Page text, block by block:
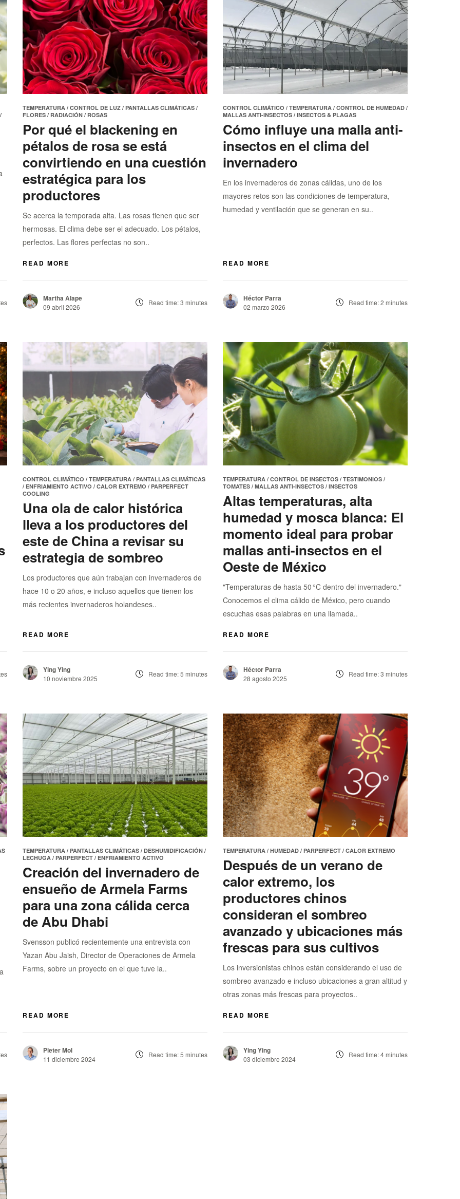
/
TEMPERATURA / CONTROL DE LUZ / PANTALLAS CLIMÁTICAS /
FLORES / RADIACIÓN / ROSAS
Por qué el blackening en
pétalos de rosa se está
convirtiendo en una cuestión
estratégica para los
productores
Se acerca la temporada alta. Las rosas tienen que ser
hermosas. El clima debe ser el adecuado. Los pétalos,
perfectos. Las flores perfectas no son..
READ MORE
Martha Alape
09 abril 2026
Read time: 3 minutes
CONTROL CLIMÁTICO / TEMPERATURA / CONTROL DE HUMEDAD /
MALLAS ANTI-INSECTOS / INSECTOS & PLAGAS
Cómo influye una malla anti-
insectos en el clima del
invernadero
En los invernaderos de zonas cálidas, uno de los
mayores retos son las condiciones de temperatura,
humedad y ventilación que se generan en su..
READ MORE
Héctor Parra
02 marzo 2026
Read time: 2 minutes
CONTROL CLIMÁTICO / TEMPERATURA / PANTALLAS CLIMÁTICAS
/ ENFRIAMIENTO ACTIVO / CALOR EXTREMO / PARPERFECT
COOLING
Una ola de calor histórica
lleva a los productores del
este de China a revisar su
estrategia de sombreo
Los productores que aún trabajan con invernaderos de
hace 10 o 20 años, e incluso aquellos que tienen los
más recientes invernaderos holandeses..
READ MORE
Ying Ying
10 noviembre 2025
Read time: 5 minutes
TEMPERATURA / CONTROL DE INSECTOS / TESTIMONIOS /
TOMATES / MALLAS ANTI-INSECTOS / INSECTOS
Altas temperaturas, alta
humedad y mosca blanca: El
momento ideal para probar
mallas anti-insectos en el
Oeste de México
"Temperaturas de hasta 50 °C dentro del invernadero."
Conocemos el clima cálido de México, pero cuando
escuchas esas palabras en una llamada..
READ MORE
Héctor Parra
28 agosto 2025
Read time: 3 minutes
TEMPERATURA / PANTALLAS CLIMÁTICAS / DESHUMIDIFICACIÓN /
LECHUGA / PARPERFECT / ENFRIAMIENTO ACTIVO
Creación del invernadero de
ensueño de Armela Farms
para una zona cálida cerca
de Abu Dhabi
Svensson publicó recientemente una entrevista con
Yazan Abu Jaish, Director de Operaciones de Armela
Farms, sobre un proyecto en el que tuve la..
READ MORE
Pieter Mol
11 diciembre 2024
Read time: 5 minutes
TEMPERATURA / HUMEDAD / PARPERFECT / CALOR EXTREMO
Después de un verano de
calor extremo, los
productores chinos
consideran el sombreo
avanzado y ubicaciones más
frescas para sus cultivos
Los inversionistas chinos están considerando el uso de
sombreo avanzado e incluso ubicaciones a gran altitud y
otras zonas más frescas para proyectos..
READ MORE
Ying Ying
03 diciembre 2024
Read time: 4 minutes